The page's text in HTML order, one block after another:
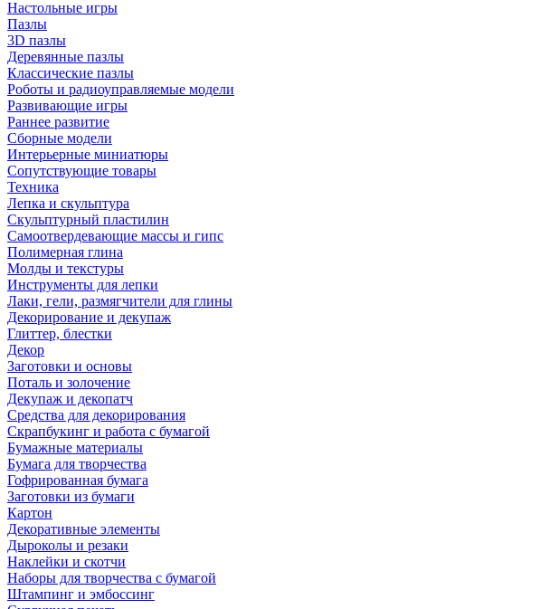
Настольные игры
Пазлы
3D пазлы
Деревянные пазлы
Классические пазлы
Роботы и радиоуправляемые модели
Развивающие игры
Раннее развитие
Сборные модели
Интерьерные миниатюры
Сопутствующие товары
Техника
Лепка и скульптура
Скульптурный пластилин
Самоотвердевающие массы и гипс
Полимерная глина
Молды и текстуры
Инструменты для лепки
Лаки, гели, размягчители для глины
Декорирование и декупаж
Глиттер, блестки
Декор
Заготовки и основы
Поталь и золочение
Декупаж и декопатч
Средства для декорирования
Скрапбукинг и работа с бумагой
Бумажные материалы
Бумага для творчества
Гофрированная бумага
Заготовки из бумаги
Картон
Декоративные элементы
Дыроколы и резаки
Наклейки и скотчи
Наборы для творчества с бумагой
Штампинг и эмбоссинг